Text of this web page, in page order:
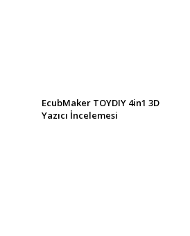
EcubMaker TOYDIY 4in1 3D
Yazıcı İncelemesi